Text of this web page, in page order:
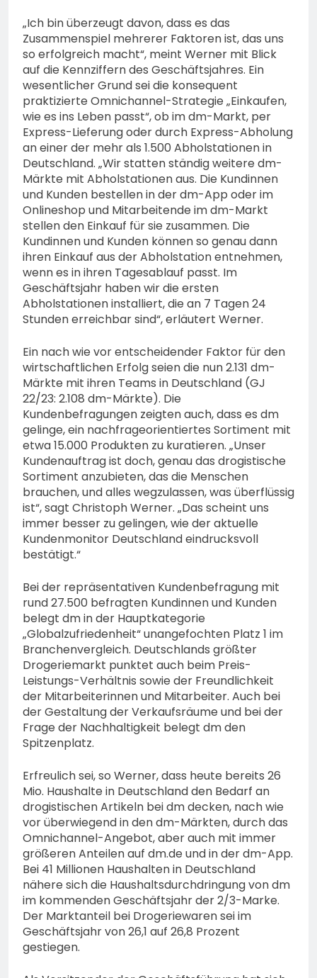
„Ich bin überzeugt davon, dass es das
Zusammenspiel mehrerer Faktoren ist, das uns
so erfolgreich macht“, meint Werner mit Blick
auf die Kennziffern des Geschäftsjahres. Ein
wesentlicher Grund sei die konsequent
praktizierte Omnichannel-Strategie „Einkaufen,
wie es ins Leben passt“, ob im dm-Markt, per
Express-Lieferung oder durch Express-Abholung
an einer der mehr als 1.500 Abholstationen in
Deutschland. „Wir statten ständig weitere dm-
Märkte mit Abholstationen aus. Die Kundinnen
und Kunden bestellen in der dm-App oder im
Onlineshop und Mitarbeitende im dm-Markt
stellen den Einkauf für sie zusammen. Die
Kundinnen und Kunden können so genau dann
ihren Einkauf aus der Abholstation entnehmen,
wenn es in ihren Tagesablauf passt. Im
Geschäftsjahr haben wir die ersten
Abholstationen installiert, die an 7 Tagen 24
Stunden erreichbar sind“, erläutert Werner.
Ein nach wie vor entscheidender Faktor für den
wirtschaftlichen Erfolg seien die nun 2.131 dm-
Märkte mit ihren Teams in Deutschland (GJ
22/23: 2.108 dm-Märkte). Die
Kundenbefragungen zeigten auch, dass es dm
gelinge, ein nachfrageorientiertes Sortiment mit
etwa 15.000 Produkten zu kuratieren. „Unser
Kundenauftrag ist doch, genau das drogistische
Sortiment anzubieten, das die Menschen
brauchen, und alles wegzulassen, was überflüssig
ist“, sagt Christoph Werner. „Das scheint uns
immer besser zu gelingen, wie der aktuelle
Kundenmonitor Deutschland eindrucksvoll
bestätigt.“
Bei der repräsentativen Kundenbefragung mit
rund 27.500 befragten Kundinnen und Kunden
belegt dm in der Hauptkategorie
„Globalzufriedenheit“ unangefochten Platz 1 im
Branchenvergleich. Deutschlands größter
Drogeriemarkt punktet auch beim Preis-
Leistungs-Verhältnis sowie der Freundlichkeit
der Mitarbeiterinnen und Mitarbeiter. Auch bei
der Gestaltung der Verkaufsräume und bei der
Frage der Nachhaltigkeit belegt dm den
Spitzenplatz.
Erfreulich sei, so Werner, dass heute bereits 26
Mio. Haushalte in Deutschland den Bedarf an
drogistischen Artikeln bei dm decken, nach wie
vor überwiegend in den dm-Märkten, durch das
Omnichannel-Angebot, aber auch mit immer
größeren Anteilen auf dm.de und in der dm-App.
Bei 41 Millionen Haushalten in Deutschland
nähere sich die Haushaltsdurchdringung von dm
im kommenden Geschäftsjahr der 2/3-Marke.
Der Marktanteil bei Drogeriewaren sei im
Geschäftsjahr von 26,1 auf 26,8 Prozent
gestiegen.